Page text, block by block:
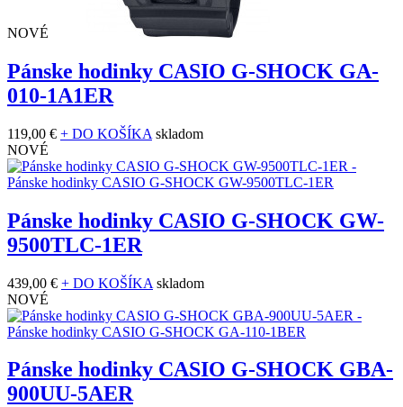
NOVÉ
Pánske hodinky CASIO G-SHOCK GA-
010-1A1ER
119,00 € + DO KOŠÍKA skladom
NOVÉ
Pánske hodinky CASIO G-SHOCK GW-
9500TLC-1ER
439,00 € + DO KOŠÍKA skladom
NOVÉ
Pánske hodinky CASIO G-SHOCK GBA-
900UU-5AER